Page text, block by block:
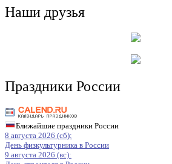
Наши друзья
Праздники России
Ближайшие праздники России
8 августа 2026 (сб):
День физкультурника в России
9 августа 2026 (вс):